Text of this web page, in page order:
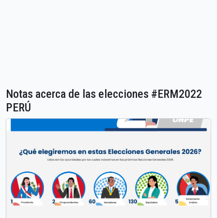
Notas acerca de las elecciones #ERM2022
PERÚ